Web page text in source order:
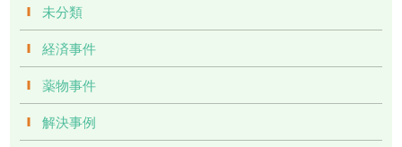
未分類
経済事件
薬物事件
解決事例